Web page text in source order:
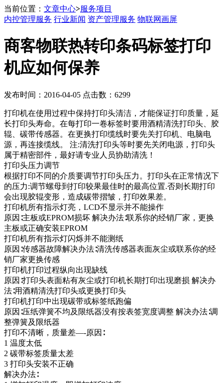
当前位置： 文章中心>服务项目
内控管理服务 行业新闻 资产管理服务 物联网画屏
商客物联热转印条码标签打印
机应如何保养
发布时间：2016-04-05 点击数：6299
打印机在使用过程中保持打印头清洁，才能保证打印质量，延
长打印头寿命。在每打印一卷标签时要用酒精清洗打印头、胶
辊、碳带传感器。在更换打印缆线时要先关打印机、电脑电
源，再连接缆线。 注:清洗打印头等时要先关闭电源，打印头
属于精密部件，最好请专业人员协助清洗！
打印头压力调节
根据打印不同的介质要调节打印头压力。打印头在正常情况下
的压力:调节螺母到打印较果最佳时的最高位置.否则长期打印
会出现胶辊变形，造成碳带摺皱，打印效果差。
打印机所有指示灯亮，LCD不显示并不能操作
原因∶主板或EPROM损坏 解决办法∶联系你的经销厂家，更换
主板或正确安装EPROM
打印机所有指示灯闪烁并不能测纸
原因∶传感器故障解决办法∶清洗传感器表面灰尘或联系你的经
销厂家更换传感
打印机打印过程纵向出现缺线
原因∶打印头表面粘有灰尘或打印机长期打印出现磨损 解决办
法∶用酒精清洗打印头或更换打印头
打印机打印中出现碳带或标签纸跑偏
原因∶压纸弹簧不均及限纸器没有按表签宽度调整 解决办法∶调
整弹簧及限纸器
打印不清晰，质量差—-原因∶
1 温度太低
2 碳带标签质量太差
3 打印头安装不正确
解决办法∶